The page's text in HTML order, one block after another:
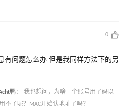
0
有问题怎么办 但是我同样方法下的另
鸭： 我也想问，为啥一个账号用了码以
不了呢？MAC开始认地址了吗？